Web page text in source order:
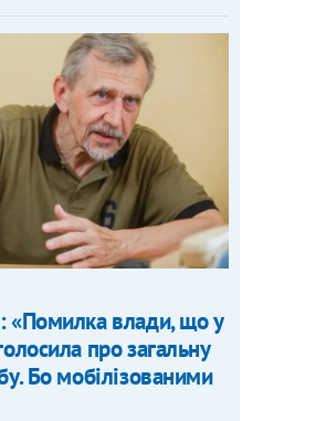
«Помилка влади, що у
про загальну
Бо мобілізованими